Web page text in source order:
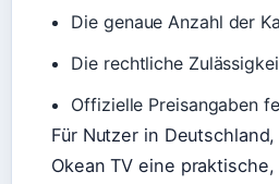
Die genaue Anzahl der
Die rechtliche
Offizielle Preisangaben
Für Nutzer in
Okean TV eine